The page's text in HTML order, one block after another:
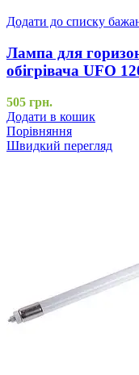
Додати до списку
Лампа для
обігрівача UFO
505 грн.
Додати в кошик
Порівняння
Швидкий перегляд